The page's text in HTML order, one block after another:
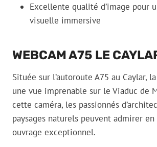
Excellente qualité d’image pour
visuelle immersive
WEBCAM A75 LE
Située sur l’autoroute A75 au Caylar,
une vue imprenable sur le Viaduc de
cette caméra, les passionnés
paysages naturels peuvent admirer
ouvrage exceptionnel.